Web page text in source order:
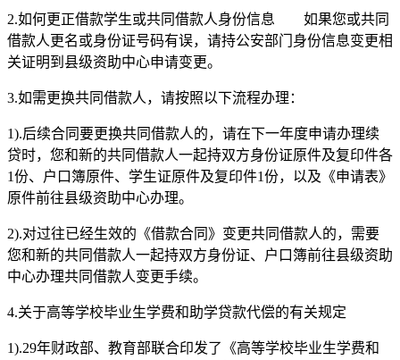
2.如何更正借款学生或共同借款人身份信息 如果您或共同
借款人更名或身份证号码有误，请持公安部门身份信息变更相
关证明到县级资助中心申请变更。
3.如需更换共同借款人，请按照以下流程办理：
1).后续合同要更换共同借款人的，请在下一年度申请办理续
贷时，您和新的共同借款人一起持双方身份证原件及复印件各
1份、户口簿原件、学生证原件及复印件1份，以及《申请表》
原件前往县级资助中心办理。
2).对过往已经生效的《借款合同》变更共同借款人的，需要
您和新的共同借款人一起持双方身份证、户口簿前往县级资助
中心办理共同借款人变更手续。
4.关于高等学校毕业生学费和助学贷款代偿的有关规定
1).29年财政部、教育部联合印发了《高等学校毕业生学费和